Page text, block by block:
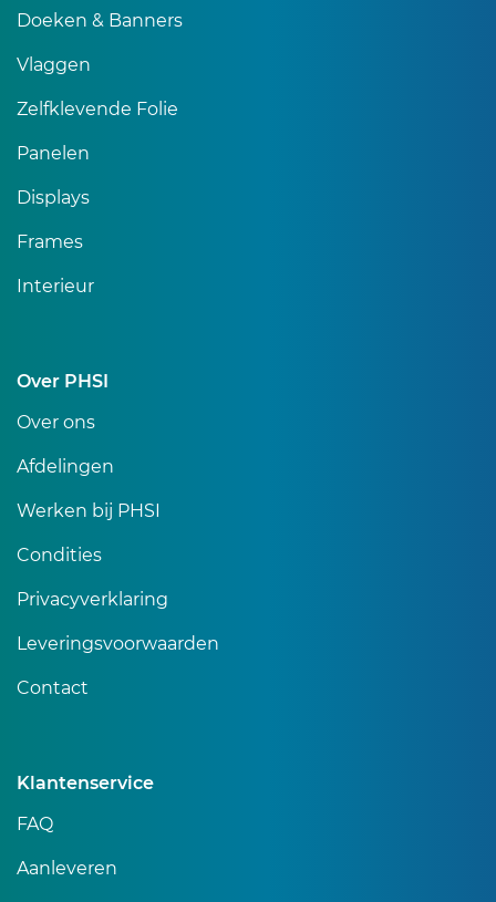
Doeken & Banners
Vlaggen
Zelfklevende Folie
Panelen
Displays
Frames
Interieur
Over PHSI
Over ons
Afdelingen
Werken bij PHSI
Condities
Privacyverklaring
Leveringsvoorwaarden
Contact
Klantenservice
FAQ
Aanleveren